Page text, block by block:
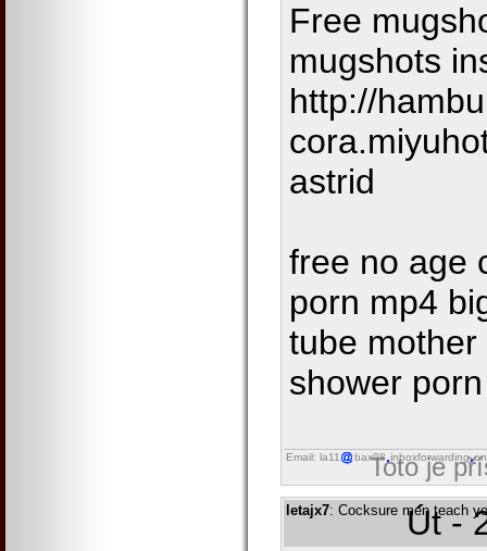
Free
mugshots
http://
astrid
free no age
porn mp4
tube
shower
Email: la11 bax98 inboxforwarding
Toto je
letajx7: Cocksure men teach
Út -